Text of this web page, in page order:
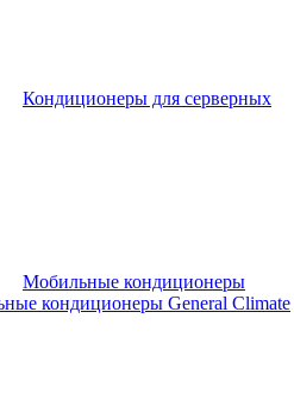
Кондиционеры для серверных
Мобильные кондиционеры
кондиционеры General Climate